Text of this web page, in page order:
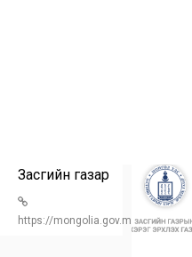
Засгийн газар
https://mongolia.gov.mn/